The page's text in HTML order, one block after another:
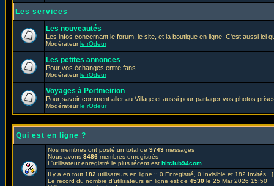
Les services
Les nouveautés
Les infos concernant le forum, le site, et la boutique en ligne. C'est aussi ici
Modérateurle rOdeur
Les petites annonces
Pour vos échanges entre fans
Modérateurle rOdeur
Voyages à Portmeirion
Pour savoir comment aller au Village et aussi pour partager vos photos
Modérateurle rOdeur
Qui est en ligne ?
Nos membres ont posté un total de 9743 messages
Nous avons 3486 membres enregistrés
L'utilisateur enregistré le plus récent est hitclub94com
Il y a en tout 182 utilisateurs en ligne :: 0 Enregistré, 0 Invisible et 182 Invités [
Le record du nombre d'utilisateurs en ligne est de 4530 le 25 Mar 2026 15:50